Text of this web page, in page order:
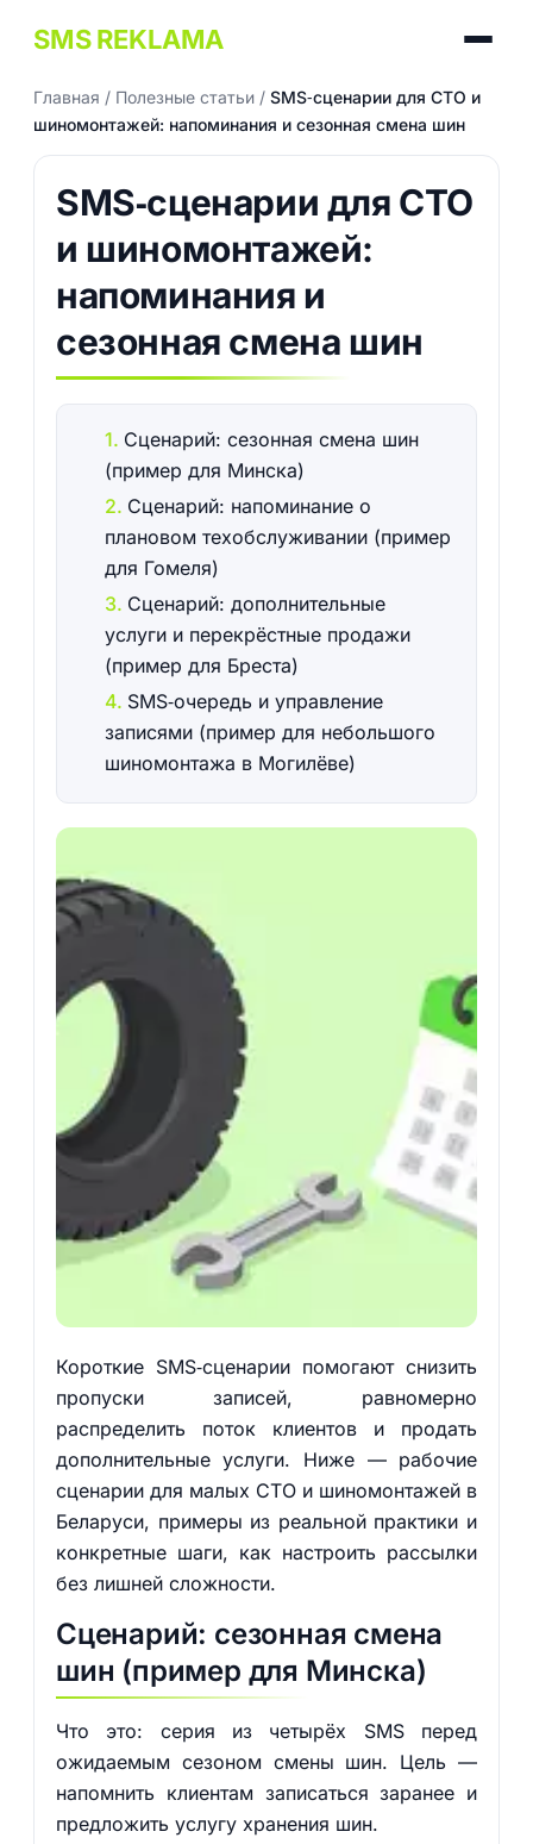
SMS REKLAMA
Главная / Полезные статьи/ SMS‑сценарии для СТО и
шиномонтажей: напоминания и сезонная смена шин
SMS‑сценарии для СТО
и шиномонтажей:
напоминания и
сезонная смена шин
Сценарий: сезонная смена шин
(пример для Минска)
Сценарий: напоминание о
плановом техобслуживании (пример
для Гомеля)
Сценарий: дополнительные
услуги и перекрёстные продажи
(пример для Бреста)
SMS‑очередь и управление
записями (пример для небольшого
шиномонтажа в Могилёве)
Короткие SMS‑сценарии помогают снизить
пропуски записей, равномерно
распределить поток клиентов и продать
дополнительные услуги. Ниже — рабочие
сценарии для малых СТО и шиномонтажей в
Беларуси, примеры из реальной практики и
конкретные шаги, как настроить рассылки
без лишней сложности.
Сценарий: сезонная смена
шин (пример для Минска)
Что это: серия из четырёх SMS перед
ожидаемым сезоном смены шин. Цель —
напомнить клиентам записаться заранее и
предложить услугу хранения шин.